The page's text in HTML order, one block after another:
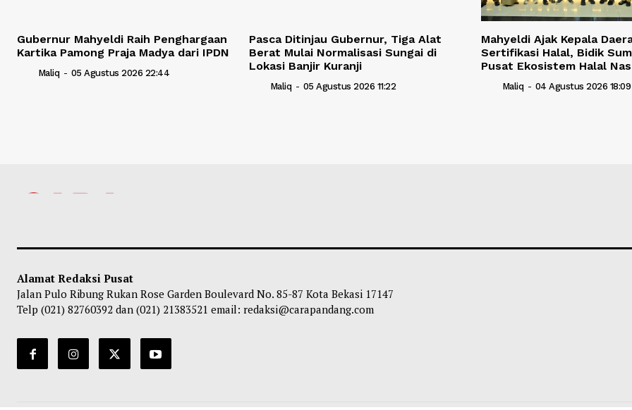
Gubernur Mahyeldi Raih Penghargaan
Kartika Pamong Praja Madya dari IPDN
Maliq - 05 Agustus 2026 22:44
Pasca Ditinjau Gubernur, Tiga Alat
Berat Mulai Normalisasi Sungai di
Lokasi Banjir Kuranji
Maliq - 05 Agustus 2026 11:22
Mahyeldi Ajak Kepala
Sertifikasi Halal, Bidik
Pusat Ekosistem Halal
Maliq - 04 Agustus 2026 18:09
Alamat Redaksi Pusat
Jalan Pulo Ribung Rukan Rose Garden Boulevard No. 85-87 Kota Bekasi 17147
Telp (021) 82760392 dan (021) 21383521 email: redaksi@carapandang.com